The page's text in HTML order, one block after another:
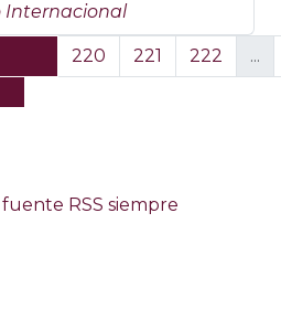
Internacional
220 221 222 ...
RSS siempre